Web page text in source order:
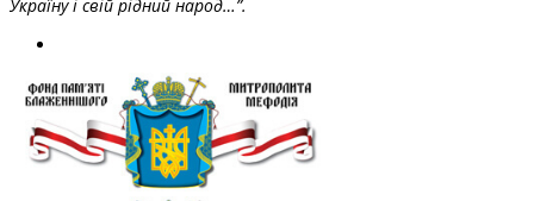
Україну і свій рідний народ…”.